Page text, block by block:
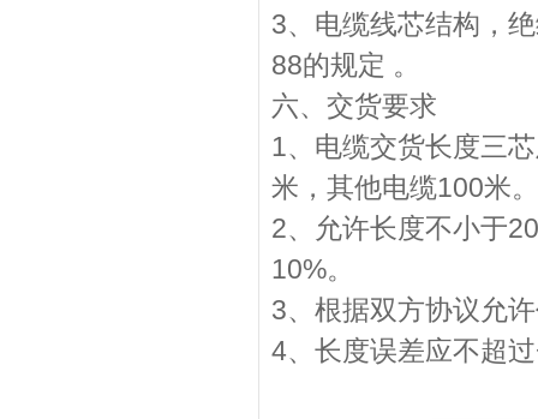
3、电缆线芯结构，
88的规定 。
六、交货要求
1、电缆交货长度三
米，其他电缆100米。
2、允许长度不小于
10%。
3、根据双方协议允
4、长度误差应不超